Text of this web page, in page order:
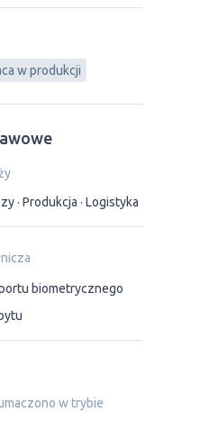
w produkcji
Produkcja Logistyka
biometrycznego
w trybie